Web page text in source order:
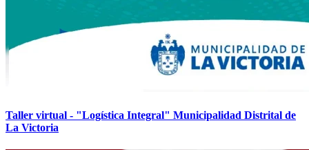
Taller virtual - "Logística Integral" Municipalidad Distrital de
La Victoria